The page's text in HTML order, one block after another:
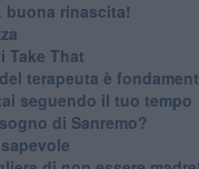
buona rinascita!
Take That
terapeuta è
seguendo il tuo tempo
di Sanremo?